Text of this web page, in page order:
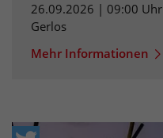
26.09.2026 | 09:00 Uhr
Gerlos
Mehr Informationen